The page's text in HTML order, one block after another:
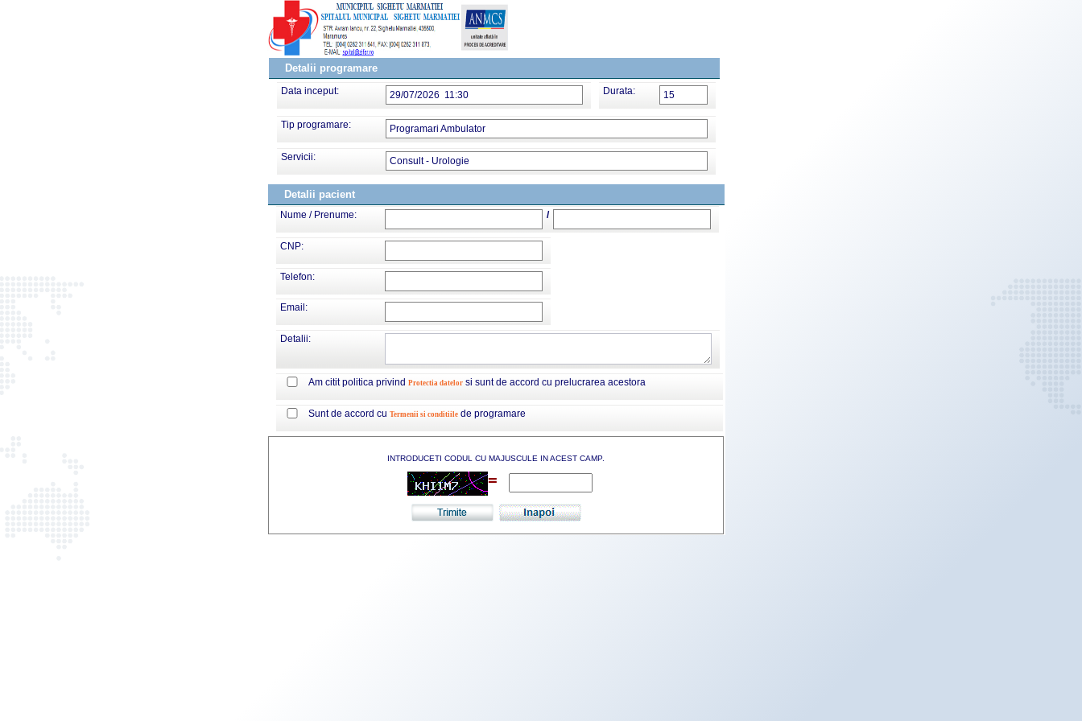
Detalii programare
Data inceput: 29/07/2026 11:30 Durata: 15
Tip programare: Programari Ambulator
Servicii: Consult - Urologie
Detalii pacient
Nume / Prenume: /
CNP:
Telefon:
Email:
Detalii:
Am citit politica privind Protectia datelor si sunt de accord cu prelucrarea acestora
Sunt de accord cu Termenii si conditiile de programare
INTRODUCETI CODUL CU MAJUSCULE IN ACEST CAMP.
=